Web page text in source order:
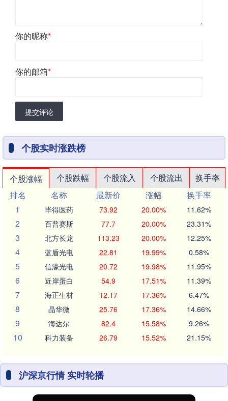
你的昵称*
你的邮箱*
提交评论
个股实时涨跌榜
个股涨幅 个股跌幅 个股流入 个股流出
换手率
排名
名称 最新价 涨幅
换手率
1
毕得医药 73.92 20.00% 11.62%
2 百普赛斯 77.7 20.00% 23.31%
3 北方长龙 113.23 20.00% 12.25%
4 蓝盾光电 22.81 19.99% 0.58%
5 信濠光电 20.72 19.98% 11.95%
6 近岸蛋白 54.9 17.51% 11.39%
7 海正生材 12.17 17.36% 6.47%
8 晶华微 25.76 17.36% 14.66%
9 海达尔 82.4 15.58% 9.26%
10 科力装备 26.79 15.52% 21.15%
沪深京行情 实时轮播